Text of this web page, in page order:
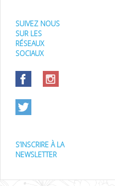
SUIVEZ NOUS
SUR LES
RÉSEAUX
SOCIAUX
S’INSCRIRE À LA
NEWSLETTER